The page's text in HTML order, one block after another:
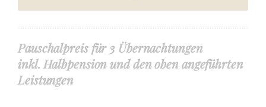
Pauschalpreis für 3 Übernachtungen
inkl. Halbpension und den oben angeführten
Leistungen